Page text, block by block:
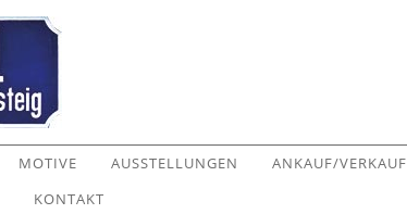
MOTIVE AUSSTELLUNGEN
ANKAUF/VERKAUF
KONTAKT